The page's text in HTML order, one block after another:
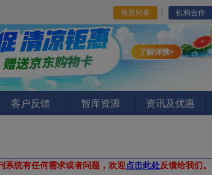
推荐同事 机构合作
客户反馈 智库资源 资讯及优惠
系统有任何需求或者问题，欢迎点击此处反馈给我们。